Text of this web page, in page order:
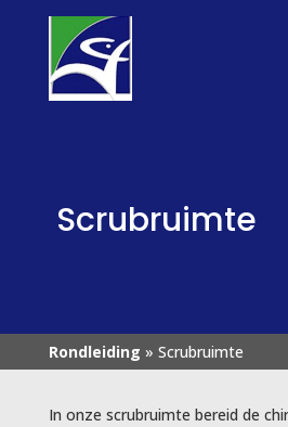
Scrubruimte
Rondleiding » Scrubruimte
In onze scrubruimte bereid de